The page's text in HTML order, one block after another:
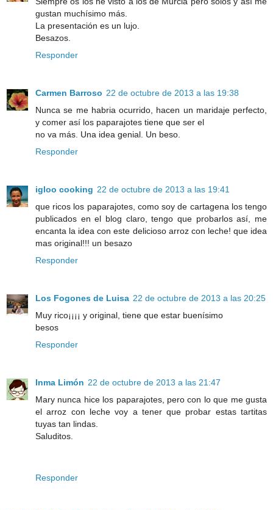
gustan muchísimo más.
La presentación es un lujo.
Besazos.
Responder
Carmen Barroso 22 de octubre de 2013 a las 19:38
Nunca se me habria ocurrido, hacen un maridaje perfecto,
y comer así los paparajotes tiene que ser el
no va más. Una idea genial. Un beso.
Responder
igloo cooking 22 de octubre de 2013 a las 19:41
que ricos los paparajotes, como soy de cartagena los tengo
publicados en el blog claro, tengo que probarlos así, me
encanta la idea con este delicioso arroz con leche! que idea
mas original!!! un besazo
Responder
Los Fogones de Luisa 22 de octubre de 2013 a las 20:25
Muy rico¡¡¡¡ y original, tiene que estar buenísimo
besos
Responder
Inma Limón 22 de octubre de 2013 a las 21:47
Mary nunca hice los paparajotes, pero con lo que me gusta
el arroz con leche voy a tener que probar estas tartitas
tuyas tan lindas.
Saluditos.
Responder